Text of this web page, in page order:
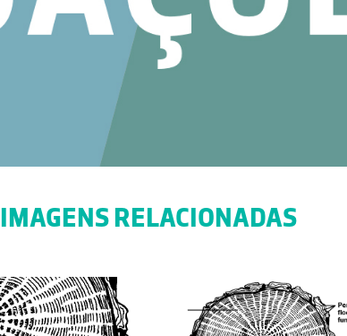
IMAGENS RELACIONADAS